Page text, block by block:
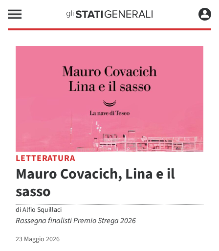
LETTERATURA
Mauro Covacich, Lina e il
sasso
diAlfio Squillaci
Rassegna finalisti Premio Strega 2026
23 Maggio 2026